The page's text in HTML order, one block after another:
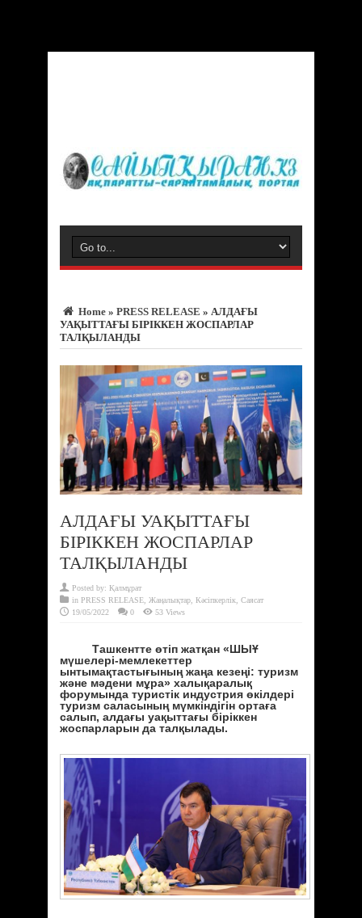
Home » PRESS RELEASE » АЛДАҒЫ
УАҚЫТТАҒЫ БІРІККЕН ЖОСПАРЛАР
ТАЛҚЫЛАНДЫ
АЛДАҒЫ УАҚЫТТАҒЫ
БІРІККЕН ЖОСПАРЛАР
ТАЛҚЫЛАНДЫ
Posted by: Қалмұрат
in PRESS RELEASE Жаңалықтар Кәсіпкерлік
Саясат
19/05/2022
0 53 Views
Ташкентте өтіп жатқан «ШЫҰ
мүшелері-мемлекеттер
ынтымақтастығының жаңа кезеңі: туризм
және мәдени мұра» халықаралық
форумында туристік индустрия өкілдері
туризм саласының мүмкіндігін ортаға
салып, алдағы уақыттағы біріккен
жоспарларын да талқылады.